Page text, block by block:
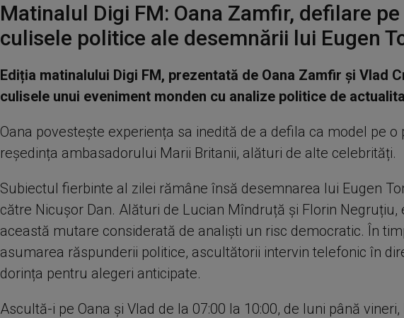
Matinalul Digi FM: Oana Zamfir, defilare
culisele politice ale desemnării lui Eugen
Ediția matinalului Digi FM, prezentată de Oana Zamfir și Vlad
culisele unui eveniment monden cu analize politice de
Oana povestește experiența sa inedită de a defila ca model pe o
reședința ambasadorului Marii Britanii, alături de alte celebrități.
Subiectul fierbinte al zilei rămâne însă desemnarea lui Eugen
către Nicușor Dan. Alături de Lucian Mîndruță și Florin Negruțiu,
această mutare considerată de analiști un risc democratic. În
asumarea răspunderii politice, ascultătorii intervin telefonic în
dorința pentru alegeri anticipate.
Ascultă-i pe Oana și Vlad de la 07:00 la 10:00, de luni până vineri,